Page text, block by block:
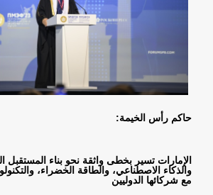
حاكم رأس الخيمة:
الإمارات تسير بخطى واثقة نحو بناء المستقبل
والذكاء الاصطناعي، والطاقة الخضراء،
مع شركائها الدوليين